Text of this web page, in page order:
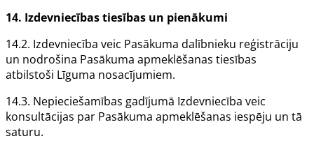
14. Izdevniecībastiesības un pienākumi
14.2. Izdevniecība veic Pasākuma dalībnieku reģistrāciju
un nodrošina Pasākuma apmeklēšanas tiesības
atbilstoši Līguma nosacījumiem.
14.3. Nepieciešamības gadījumā Izdevniecība veic
konsultācijas par Pasākuma apmeklēšanas iespēju un tā
saturu.